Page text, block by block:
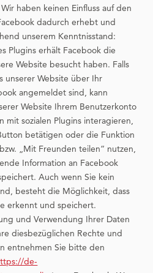
haben keinen Einfluss auf den
dadurch erhebt und
unserem Kenntnisstand:
Plugins erhält Facebook die
Website besucht haben. Falls
unserer Website über Ihr
angemeldet sind, kann
Website Ihrem Benutzerkonto
mit sozialen Plugins interagieren,
betätigen oder die Funktion
„Mit Freunden teilen“ nutzen,
Information an Facebook
Auch wenn Sie kein
besteht die Möglichkeit, dass
erkennt und speichert.
und Verwendung Ihrer Daten
diesbezüglichen Rechte und
entnehmen Sie bitte den
de-